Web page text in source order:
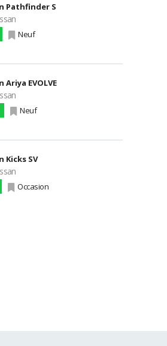
Pathfinder S
Neuf
Ariya EVOLVE
Neuf
Kicks SV
Occasion